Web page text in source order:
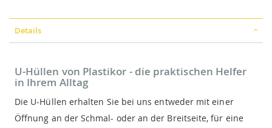
Details
U-Hüllen von Plastikor - die praktischen Helfer
in Ihrem Alltag
Die U-Hüllen erhalten Sie bei uns entweder mit einer
Öffnung an der Schmal- oder an der Breitseite, für eine